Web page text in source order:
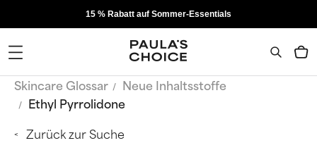
15 % Rabatt auf Sommer-Essentials
Skincare Glossar
Neue Inhaltsstoffe
Ethyl Pyrrolidone
Zurück zur Suche